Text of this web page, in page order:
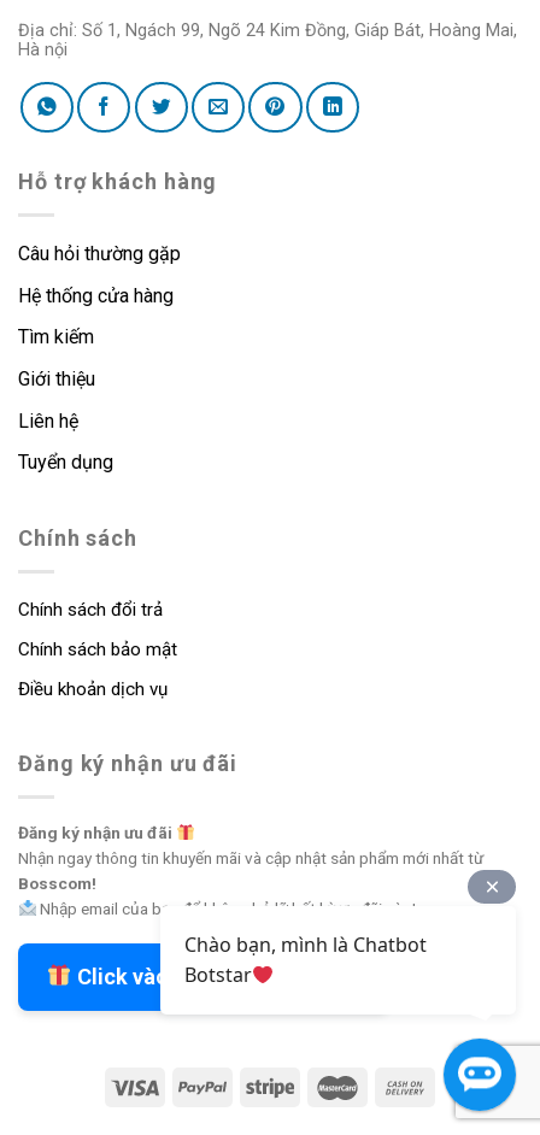
Địa chỉ: Số 1, Ngách 99, Ngõ 24 Kim Đồng, Giáp Bát, Hoàng Mai,
Hà nội
Hỗ trợ khách hàng
Câu hỏi thường gặp
Hệ thống cửa hàng
Tìm kiếm
Giới thiệu
Liên hệ
Tuyển dụng
Chính sách
Chính sách đổi trả
Chính sách bảo mật
Điều khoản dịch vụ
Đăng ký nhận ưu đãi
Đăng ký nhận ưu đãi
Nhận ngay thông tin khuyến mãi và cập nhật sản phẩm mới nhất từ
Bosscom!
Nhập email của bạn để không bỏ lỡ bất kỳ ưu đãi nào!
Click vào đây để nhận ưu đãi
Chào bạn, mình là Chatbot
Botstar